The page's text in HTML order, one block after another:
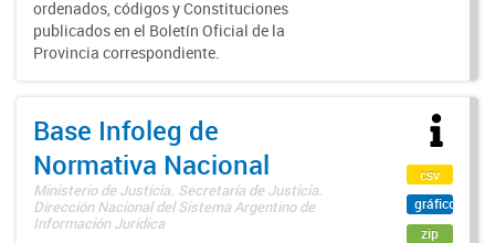
ordenados, códigos y Constituciones
publicados en el Boletín Oficial de la
Provincia correspondiente.
Base Infoleg de
Normativa Nacional
Ministerio de Justicia. Secretaría de Justicia.
Dirección Nacional del Sistema Argentino de
Información Jurídica
csv
gráfico
zip